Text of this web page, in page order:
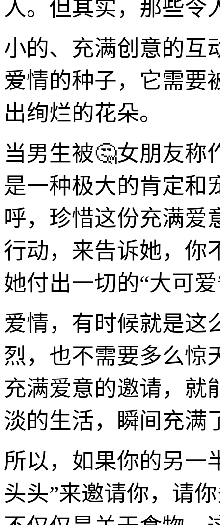
人。但其实，那些
小的、充满创意的互
爱情的种子，它需要
出绚烂的花朵。
当男生被🤔女朋友称
是一种极大的肯定和
呼，珍惜这份充满爱
行动，来告诉她，你
她付出一切的“大可
爱情，有时候就是这
烈，也不需要多么惊
充满爱意的邀请，就
淡的生活，瞬间充满
所以，如果你的另一
头头”来邀请你，请